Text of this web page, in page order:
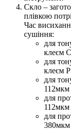
Скло –
плівкою
Час
сушіння:
для
клеєм
для
клеєм
для
112мкм
для
112мкм
для
380мкм